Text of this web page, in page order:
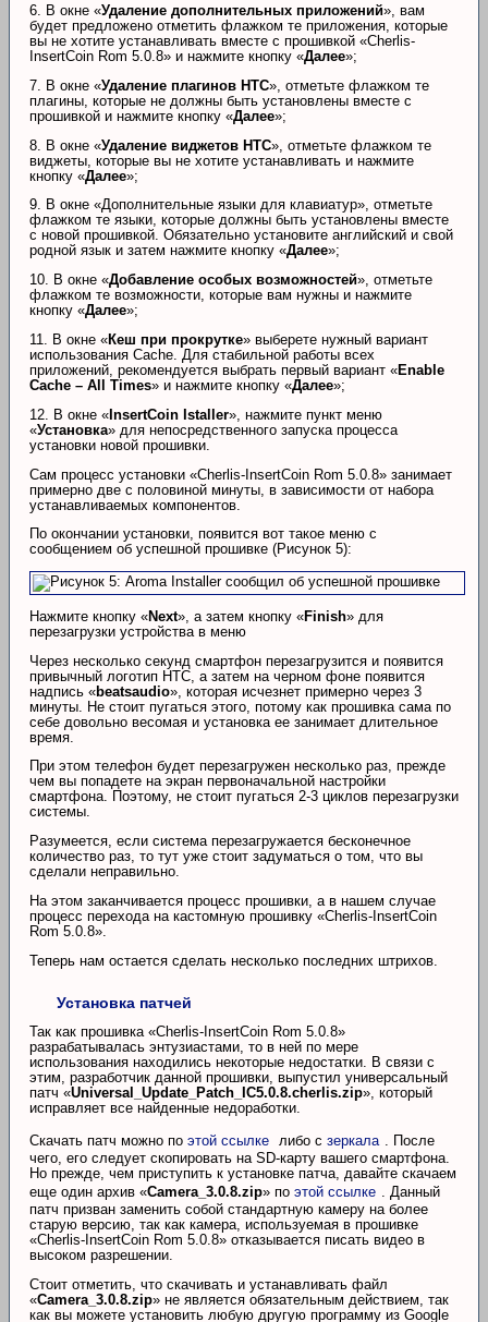
6. В окне «Удаление дополнительных приложений», вам
будет предложено отметить флажком те приложения, которые
вы не хотите устанавливать вместе с прошивкой «Cherlis-
InsertCoin Rom 5.0.8» и нажмите кнопку «Далее»;
7. В окне «Удаление плагинов HTC», отметьте флажком те
плагины, которые не должны быть установлены вместе с
прошивкой и нажмите кнопку «Далее»;
8. В окне «Удаление виджетов HTC», отметьте флажком те
виджеты, которые вы не хотите устанавливать и нажмите
кнопку «Далее»;
9. В окне «Дополнительные языки для клавиатур», отметьте
флажком те языки, которые должны быть установлены вместе
с новой прошивкой. Обязательно установите английский и свой
родной язык и затем нажмите кнопку «Далее»;
10. В окне «Добавление особых возможностей», отметьте
флажком те возможности, которые вам нужны и нажмите
кнопку «Далее»;
11. В окне «Кеш при прокрутке» выберете нужный вариант
использования Cache. Для стабильной работы всех
приложений, рекомендуется выбрать первый вариант «Enable
Cache – All Times» и нажмите кнопку «Далее»;
12. В окне «InsertCoin Istaller», нажмите пункт меню
«Установка» для непосредственного запуска процесса
установки новой прошивки.
Сам процесс установки «Cherlis-InsertCoin Rom 5.0.8» занимает
примерно две с половиной минуты, в зависимости от набора
устанавливаемых компонентов.
По окончании установки, появится вот такое меню с
сообщением об успешной прошивке (Рисунок 5):
Нажмите кнопку «Next», а затем кнопку «Finish» для
перезагрузки устройства в меню
Через несколько секунд смартфон перезагрузится и появится
привычный логотип HTC, а затем на черном фоне появится
надпись «beatsaudio», которая исчезнет примерно через 3
минуты. Не стоит пугаться этого, потому как прошивка сама по
себе довольно весомая и установка ее занимает длительное
время.
При этом телефон будет перезагружен несколько раз, прежде
чем вы попадете на экран первоначальной настройки
смартфона. Поэтому, не стоит пугаться 2-3 циклов перезагрузки
системы.
Разумеется, если система перезагружается бесконечное
количество раз, то тут уже стоит задуматься о том, что вы
сделали неправильно.
На этом заканчивается процесс прошивки, а в нашем случае
процесс перехода на кастомную прошивку «Cherlis-InsertCoin
Rom 5.0.8».
Теперь нам остается сделать несколько последних штрихов.
Установка патчей
Так как прошивка «Cherlis-InsertCoin Rom 5.0.8»
разрабатывалась энтузиастами, то в ней по мере
использования находились некоторые недостатки. В связи с
этим, разработчик данной прошивки, выпустил универсальный
патч «Universal_Update_Patch_IC5.0.8.cherlis.zip», который
исправляет все найденные недоработки.
Скачать патч можно по этой ссылке либо с зеркала . После
чего, его следует скопировать на SD-карту вашего смартфона.
Но прежде, чем приступить к установке патча, давайте скачаем
еще один архив «Camera_3.0.8.zip» по этой ссылке . Данный
патч призван заменить собой стандартную камеру на более
старую версию, так как камера, используемая в прошивке
«Cherlis-InsertCoin Rom 5.0.8» отказывается писать видео в
высоком разрешении.
Стоит отметить, что скачивать и устанавливать файл
«Camera_3.0.8.zip» не является обязательным действием, так
как вы можете установить любую другую программу из Google